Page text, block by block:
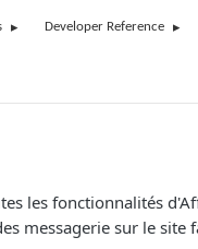
Developer Reference
les fonctionnalités
messagerie sur le